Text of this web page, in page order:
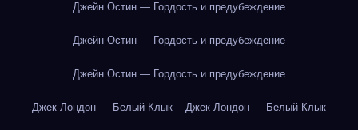
Джейн Остин — Гордость и предубеждение
Джейн Остин — Гордость и предубеждение
Джейн Остин — Гордость и предубеждение
Джек Лондон — Белый Клык Джек Лондон — Белый Клык